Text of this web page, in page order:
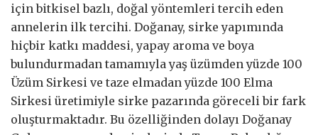
için bitkisel bazlı, doğal yöntemleri tercih eden
annelerin ilk tercihi. Doğanay, sirke yapımında
hiçbir katkı maddesi, yapay aroma ve boya
bulundurmadan tamamıyla yaş üzümden yüzde 100
Üzüm Sirkesi ve taze elmadan yüzde 100 Elma
Sirkesi üretimiyle sirke pazarında göreceli bir fark
oluşturmaktadır. Bu özelliğinden dolayı Doğanay